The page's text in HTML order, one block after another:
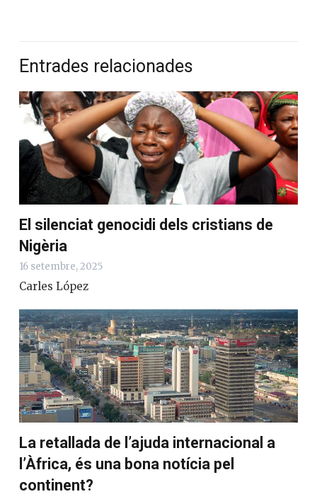
Entrades relacionades
El silenciat genocidi dels cristians de
Nigèria
16 setembre, 2025
Carles López
La retallada de l’ajuda internacional a
l’Àfrica, és una bona notícia pel
continent?